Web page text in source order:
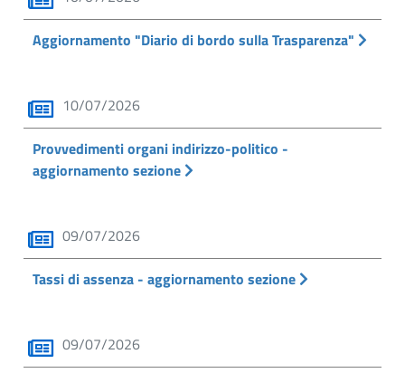
Aggiornamento "Diario di bordo sulla Trasparenza"
10/07/2026
Provvedimenti organi indirizzo-politico -
aggiornamento sezione
09/07/2026
Tassi di assenza - aggiornamento sezione
09/07/2026